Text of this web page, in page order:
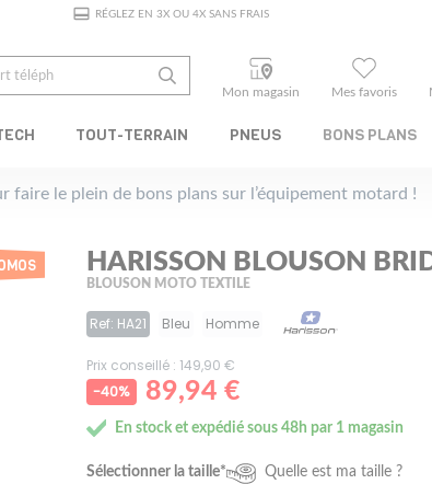
RÉGLEZ EN 3X OU 4X SANS FRAIS
Mon magasin
Mes favoris
TOUT-TERRAIN PNEUS BONS PLANS
faire le plein de bons plans sur l’équipement motard !
HARISSON BLOUSON
BLOUSON MOTO TEXTILE
Ref: HA21 Bleu Homme
Prix conseillé : 149,90 €
-40%
89,94 €
En stock et expédié sous 48h par 1 magasin
Sélectionner la taille* Quelle est ma taille ?